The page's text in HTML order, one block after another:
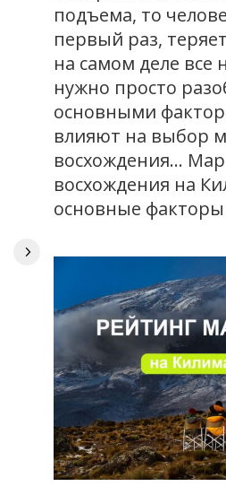
подъема, то
первый раз,
на самом деле все
нужно просто
основными
влияют на выбор
восхождения…
восхождения на
основные